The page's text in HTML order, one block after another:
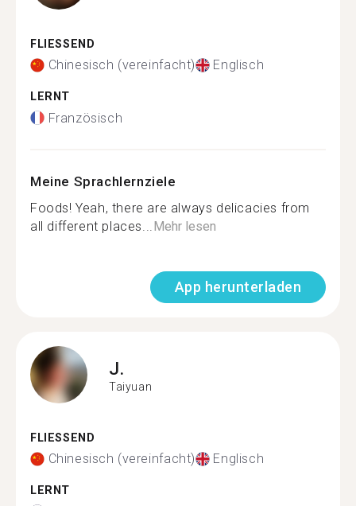
FLIESSEND
Chinesisch (vereinfacht) Englisch
LERNT
Französisch
Meine Sprachlernziele
Foods! Yeah, there are always delicacies from
all different places... Mehr lesen
App herunterladen
J.
Taiyuan
FLIESSEND
Chinesisch (vereinfacht) Englisch
LERNT